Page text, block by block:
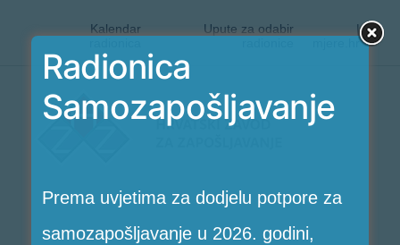
Kalendar
Upute za odabir
|
mjere.hr
Preskoči
Radionice
Radionica
Samozapošljavanje
Prema uvjetima za dodjelu potpore za
samozapošljavanje u 2026. godini,